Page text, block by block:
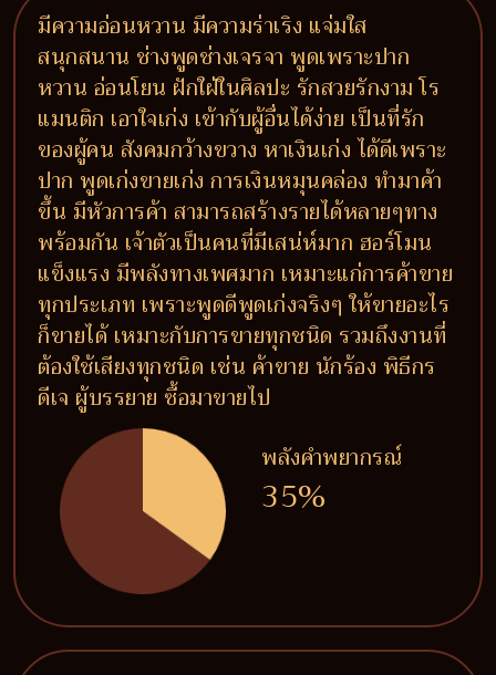
มีความอ่อนหวาน มีความร่าเริง แจ่มใส
สนุกสนาน ช่างพูดช่างเจรจา พูดเพราะปาก
หวาน อ่อนโยน ฝักใฝ่ในศิลปะ รักสวยรักงาม โร
แมนติก เอาใจเก่ง เข้ากับผู้อื่นได้ง่าย เป็นที่รัก
ของผู้คน สังคมกว้างขวาง หาเงินเก่ง ได้ดีเพราะ
ปาก พูดเก่งขายเก่ง การเงินหมุนคล่อง ทำมาค้า
ขึ้น มีหัวการค้า สามารถสร้างรายได้หลายๆทาง
พร้อมกัน เจ้าตัวเป็นคนที่มีเสน่ห์มาก ฮอร์โมน
แข็งแรง มีพลังทางเพศมาก เหมาะแก่การค้าขาย
ทุกประเภท เพราะพูดดีพูดเก่งจริงๆ ให้ขายอะไร
ก็ขายได้ เหมาะกับการขายทุกชนิด รวมถึงงานที่
ต้องใช้เสียงทุกชนิด เช่น ค้าขาย นักร้อง พิธีกร
ดีเจ ผู้บรรยาย ซื้อมาขายไป
พลังคำพยากรณ์
35%